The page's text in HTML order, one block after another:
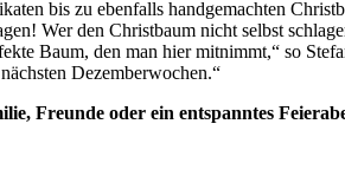
bis zu ebenfalls handgemachten
Wer den Christbaum nicht selbst
Baum, den man hier mitnimmt,“ so
Dezemberwochen.“
Freunde oder ein entspanntes